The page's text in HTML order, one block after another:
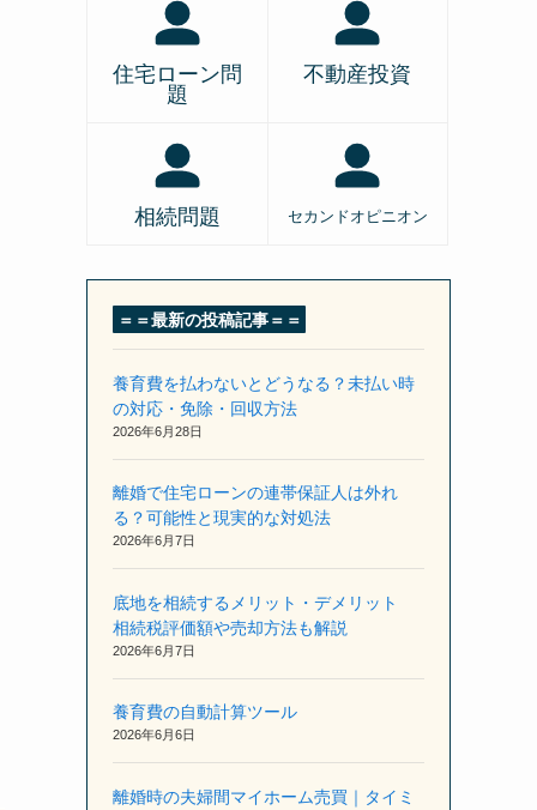
住宅ローン問
題
不動産投資
相続問題 セカンドオピニオン
＝＝最新の投稿記事＝＝
養育費を払わないとどうなる？未払い時
の対応・免除・回収方法
2026年6月28日
離婚で住宅ローンの連帯保証人は外れ
る？可能性と現実的な対処法
2026年6月7日
底地を相続するメリット・デメリット
相続税評価額や売却方法も解説
2026年6月7日
養育費の自動計算ツール
2026年6月6日
離婚時の夫婦間マイホーム売買｜タイミ